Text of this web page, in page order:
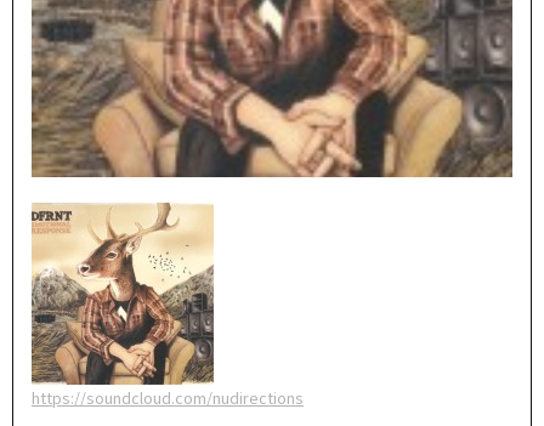
https://soundcloud.com/nudirections